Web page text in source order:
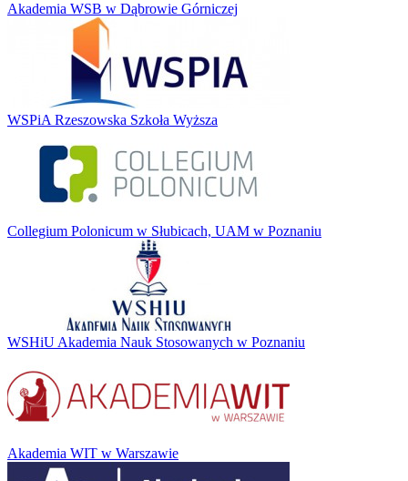
Akademia WSB w Dąbrowie Górniczej
WSPiA Rzeszowska Szkoła Wyższa
Collegium Polonicum w Słubicach, UAM w Poznaniu
WSHiU Akademia Nauk Stosowanych w Poznaniu
Akademia WIT w Warszawie